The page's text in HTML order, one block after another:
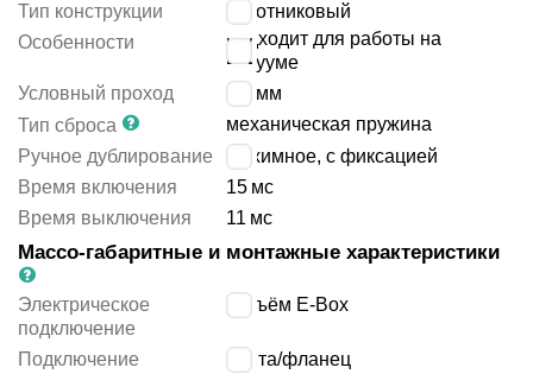
Тип конструкции
золотниковый
Особенности
подходит для работы на
вакууме
Условный проход
мм
Тип сброса
механическая пружина
Ручное дублирование
нажимное, с фиксацией
Время включения
15 мс
Время выключения
11 мс
Массо-габаритные и монтажные характеристики
Электрическое
подключение
разъём E-Box
Подключение
плита/фланец